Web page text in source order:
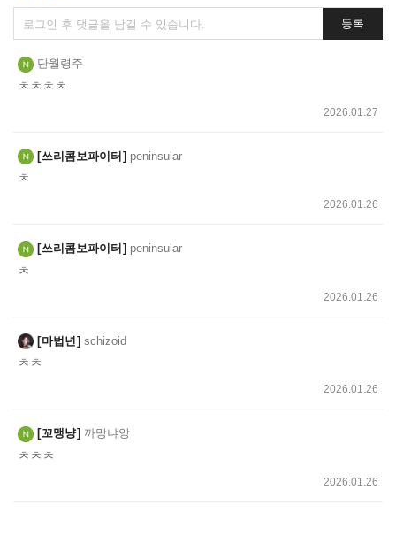
댓
글
쓰
기
등록
단월령주
ㅊㅊㅊㅊ
2026.01.27
쓰리콤보파이터 peninsular
ㅊ
2026.01.26
쓰리콤보파이터 peninsular
ㅊ
2026.01.26
마법년 schizoid
ㅊㅊ
2026.01.26
꼬맹냥 까망냐앙
ㅊㅊㅊ
2026.01.26